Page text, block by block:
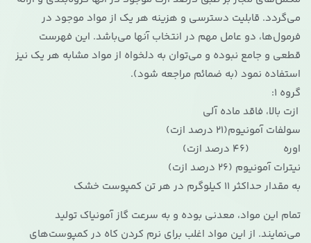
می‌گردد. قابلیت دسترسی و هزینه هر یک از مواد موجود در
فرمول‌ها، دو عامل مهم در انتخاب آنها می‌باشد. این فهرست
قطعی و جامع نبوده و می‌توان به دلخواه از مواد مشابه هر یک نیز
استفاده نمود (به ضمائم مراجعه شود).
گروه 1:
ازت بالا، فاقد ماده آلی
سولفات آمونیوم‌(21 درصد ازت)
اوره (46 درصد ازت)
نیترات آمونیوم (26 درصد ازت)
به مقدار حداکثر 11 کیلوگرم در هر تن کمپوست خشک
تمام این مواد، معدنی بوده و به سرعت گاز آمونیاک تولید
می‌نمایند. از این مواد اغلب برای نرم کردن کاه در کمپوست‌های